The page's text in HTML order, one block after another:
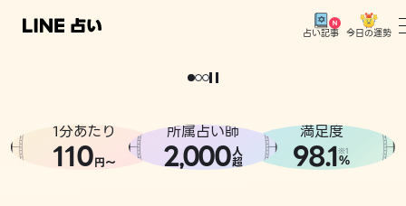
占い記事 今日の運勢
相談事例
どうせなら
。
1分あたり
110円〜
所属占い師
2,000人
超
満足度
98.1※1
%